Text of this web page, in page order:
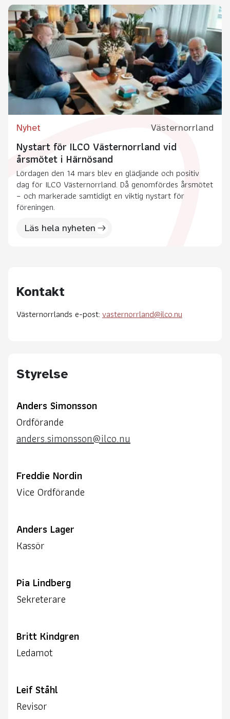
Nyhet Västernorrland
Nystart för ILCO Västernorrland vid
årsmötet i Härnösand
Lördagen den 14 mars blev en glädjande och positiv
dag för ILCO Västernorrland. Då genomfördes årsmötet
– och markerade samtidigt en viktig nystart för
föreningen.
Läs hela nyheten
Kontakt
Västernorrlands e-post:vasternorrland@ilco.nu
Styrelse
Anders Simonsson
Ordförande
anders.simonsson@ilco.nu
Freddie Nordin
Vice Ordförande
Anders Lager
Kassör
Pia Lindberg
Sekreterare
Britt Kindgren
Ledamot
Leif Ståhl
Revisor